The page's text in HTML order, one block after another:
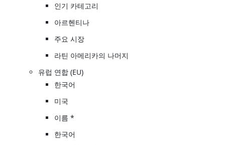
인기 카테고리
아르헨티나
주요 시장
라틴 아메리카의 나머지
유럽 연합 (EU)
한국어
미국
이름 *
한국어